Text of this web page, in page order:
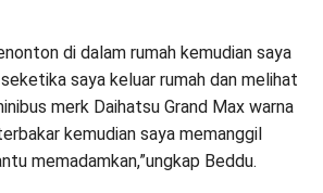
di dalam rumah kemudian saya
saya keluar rumah dan melihat
merk Daihatsu Grand Max warna
kemudian saya memanggil
memadamkan,”ungkap Beddu.